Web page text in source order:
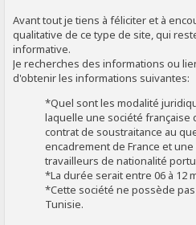
Avant tout je tiens à féliciter et à
qualitative de ce type de site, qui
informative.
Je recherches des informations ou
d'obtenir les informations suivantes:
*Quel sont les modalité
laquelle une société française
contrat de soustraitance au
encadrement de France et
travailleurs de nationalité
*La durée serait entre 06 à 12
*Cette société ne possède
Tunisie.